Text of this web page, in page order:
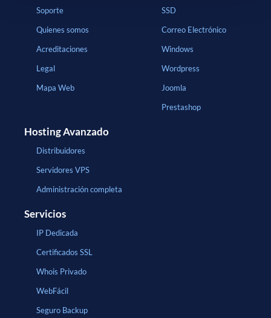
Soporte
Quienes somos
Acreditaciones
Legal
Mapa Web
SSD
Correo Electrónico
Windows
Wordpress
Joomla
Prestashop
Hosting Avanzado
Distribuidores
Servidores VPS
Administración completa
Servicios
IP Dedicada
Certificados SSL
Whois Privado
WebFácil
Seguro Backup